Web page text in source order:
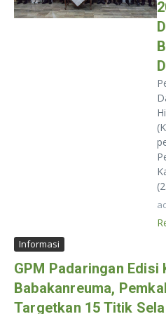
Informasi
GPM Padaringan Edisi
Babakanreuma,
Targetkan 15 Titik